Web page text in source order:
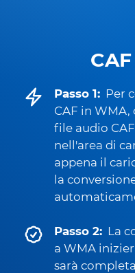
Passo 1: Per
CAF in WMA,
file audio
nell'area di
appena il
la
Passo 2: La
a WMA
sarà